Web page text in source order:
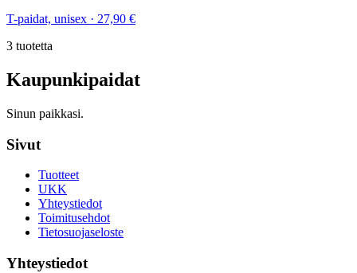
T-paidat, unisex · 27,90 €
3 tuotetta
Kaupunkipaidat
Sinun paikkasi.
Sivut
Tuotteet
UKK
Yhteystiedot
Toimitusehdot
Tietosuojaseloste
Yhteystiedot